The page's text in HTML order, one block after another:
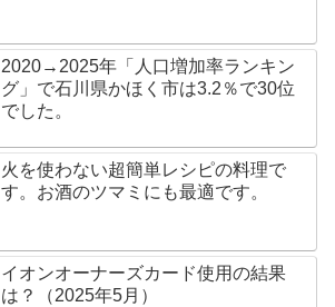
2020→2025年「人口増加率ランキン
グ」で石川県かほく市は3.2％で30位
でした。
火を使わない超簡単レシピの料理で
す。お酒のツマミにも最適です。
イオンオーナーズカード使用の結果
は？（2025年5月）